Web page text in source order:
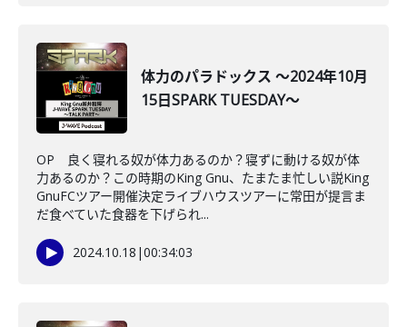
体力のパラドックス ～2024年10月
15日SPARK TUESDAY～
OP 良く寝れる奴が体力あるのか？寝ずに動ける奴が体
力あるのか？この時期のKing Gnu、たまたま忙しい説King
GnuFCツアー開催決定ライブハウスツアーに常田が提言ま
だ食べていた食器を下げられ...
2024.10.18 |00:34:03